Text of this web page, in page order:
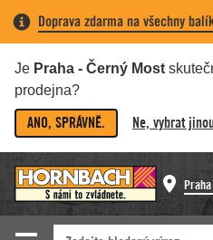
Doprava zdarma na všechny
Je Praha - Černý Most
prodejna?
ANO, SPRÁVNĚ. Ne, vybrat